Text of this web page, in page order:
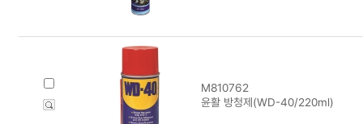
M810762
윤활 방청제(WD-40/220ml)